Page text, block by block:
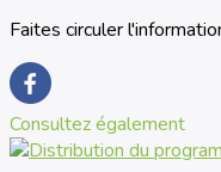
Faites circuler
Consultez également